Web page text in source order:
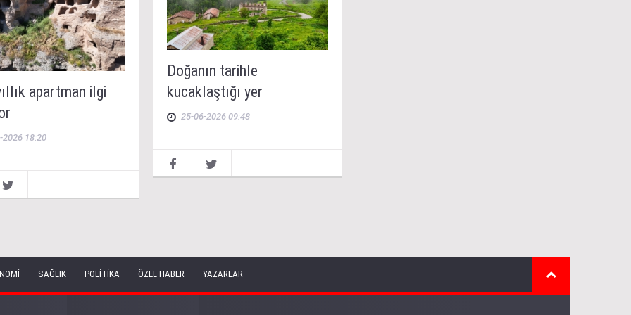
Doğanın tarihle
kucaklaştığı yer
25-06-2026 09:48
apartman ilgi
2026 18:20
SAĞLIK POLİTİKA ÖZEL HABER YAZARLAR